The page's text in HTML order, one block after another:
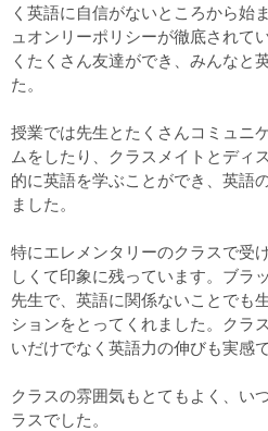
く英語に自信がないところから始
ュオンリーポリシーが徹底されて
くたくさん友達ができ、みんなと
た。
授業では先生とたくさんコミュニ
ムをしたり、クラスメイトとディ
的に英語を学ぶことができ、英語
ました。
特にエレメンタリーのクラスで受
しくて印象に残っています。ブラ
先生で、英語に関係ないことでも
ションをとってくれました。クラ
いだけでなく英語力の伸びも実感
クラスの雰囲気もとてもよく、い
ラスでした。